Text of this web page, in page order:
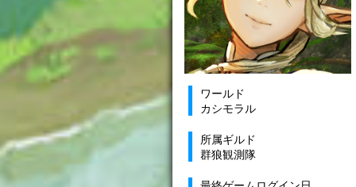
ワールド
カシモラル
所属ギルド
群狼観測隊